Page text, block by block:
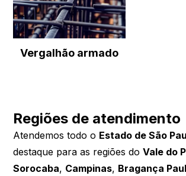
Vergalhão armado
Regiões de atendimento
Atendemos todo o Estado de São
destaque para as regiões doVale do
Sorocaba, Campinas, Bragança